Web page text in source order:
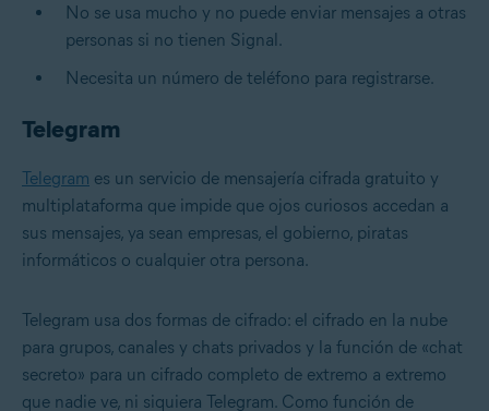
No se usa mucho y no puede enviar mensajes a otras
personas si no tienen Signal.
Necesita un número de teléfono para registrarse.
Telegram
Telegram es un servicio de mensajería cifrada gratuito y
multiplataforma que impide que ojos curiosos accedan a
sus mensajes, ya sean empresas, el gobierno, piratas
informáticos o cualquier otra persona.
Telegram usa dos formas de cifrado: el cifrado en la nube
para grupos, canales y chats privados y la función de «chat
secreto» para un cifrado completo de extremo a extremo
que nadie ve, ni siquiera Telegram. Como función de